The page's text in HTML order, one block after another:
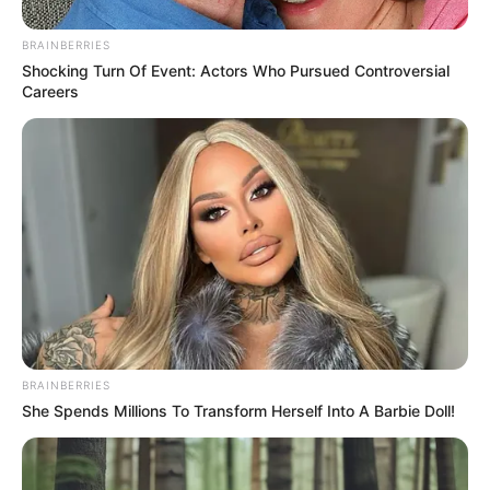
Le puede interesar:
entre internos y agentes de policía, reportan las
estaciones de la Fuerza Pública en Medellín
Por estos hechos el Juzgado 14 Penal Municipal de
Control de Garantías avaló la petición de la Fiscalía y
concedió medida de aseguramiento no privativa de la
libertad
, confirmaron fuentes judiciales.
COMPARTIR
ALERTA BOGOTÁ EN GOOGLE NEWS
NOTICIAS ANTIOQUIA
BRAINBERRIES
Shocking Turn Of Event: Actors Who Pursued Controversial
Careers
BRAINBERRIES
She Spends Millions To Transform Herself Into A Barbie Doll!